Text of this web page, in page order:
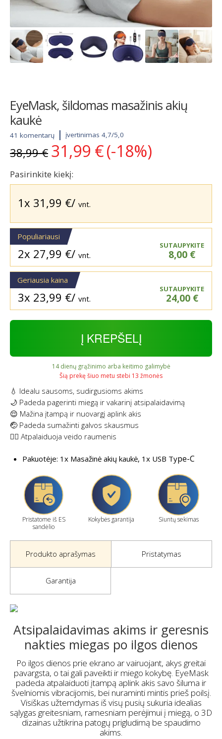
EyeMask, šildomas masažinis akių
kaukė
41 komentarų įvertinimas 4,7/5,0
38,99€ Original
price
was:
38,99 €.
31,99 € Current
price
31,99 €.
(-18%)
Pasirinkite kiekį:
1x 31,99 €/ vnt.
Populiariausi
2x 27,99 €/ vnt.
SUTAUPYKITE
8,00 €
Geriausia kaina
3x 23,99 €/ vnt.
SUTAUPYKITE
24,00 €
Į KREPŠELĮ
14 dienų grąžinimo arba keitimo galimybė
Šią prekę šiuo metu stebi 13 žmonės
💧 Idealu sausoms, sudirgusioms akims
🌙 Padeda pagerinti miegą ir vakarinį atsipalaidavimą
😌 Mažina įtampą ir nuovargį aplink akis
🤕 Padeda sumažinti galvos skausmus
💆‍♂️ Atpalaiduoja veido raumenis
Pakuotėje: 1x Masažinė akių kaukė, 1x USB Type-C
Pristatome iš ES
sandėlio
Kokybės garantija Siuntų sekimas
Produkto aprašymas Pristatymas
Garantija
Atsipalaidavimas akims ir geresnis
nakties miegas po ilgos dienos
Po ilgos dienos prie ekrano ar vairuojant, akys greitai
pavargsta, o tai gali paveikti ir miego kokybę. EyeMask
padeda atpalaiduoti įtampą aplink akis savo šiluma ir
švelniomis vibracijomis, bei nuraminti mintis prieš poilsį.
Visiškas užtemdymas iš visų pusių sukuria idealias
sąlygas greitesniam, ramesniam perėjimui į miegą, o 3D
dizainas užtikrina patogų prigludimą be spaudimo
akims.